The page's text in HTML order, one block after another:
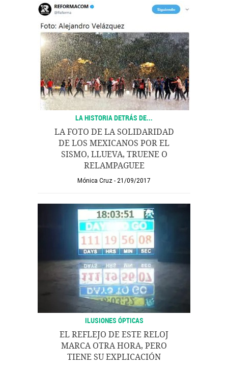
LA HISTORIA DETRÁS DE...
LA FOTO DE LA SOLIDARIDAD
DE LOS MEXICANOS POR EL
SISMO, LLUEVA, TRUENE O
RELAMPAGUEE
Mónica Cruz 21/09/2017
ILUSIONES ÓPTICAS
EL REFLEJO DE ESTE RELOJ
MARCA OTRA HORA, PERO
TIENE SU EXPLICACIÓN